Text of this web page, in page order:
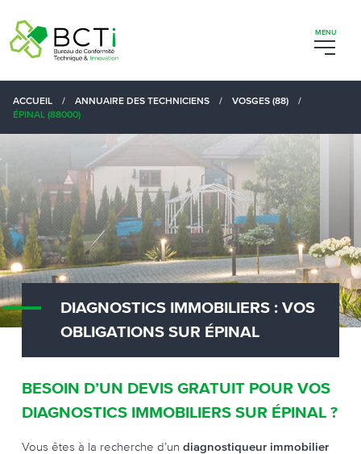
ACCUEIL / ANNUAIRE DES TECHNICIENS / VOSGES (88)
/
ÉPINAL (88000)
DIAGNOSTICS IMMOBILIERS : VOS
OBLIGATIONS SUR ÉPINAL
BESOIN D’UN DEVIS GRATUIT POUR VOS
DIAGNOSTICS IMMOBILIERS SUR ÉPINAL ?
Vous êtes à la recherche d’un diagnostiqueur immobilier